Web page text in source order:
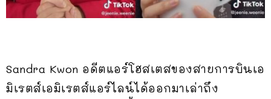
Sandra Kwon อดีตแอร์โฮสเตสของสายการบินเอ
มิเรตส์เอมิเรตส์แอร์ไลน์ได้ออกมาเล่าถึง